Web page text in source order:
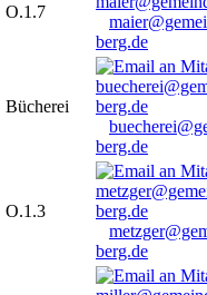
O.1.7
berg.de
Bücherei
berg.de
O.1.3
berg.de